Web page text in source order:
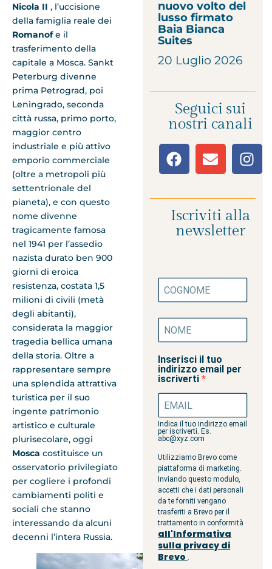
Nicola II , l’uccisione
della famiglia reale dei
Romanofe il
trasferimento della
capitale a Mosca. Sankt
Peterburg divenne
prima Petrograd, poi
Leningrado, seconda
città russa, primo porto,
maggior centro
industriale e più attivo
emporio commerciale
(oltre a metropoli più
settentrionale del
pianeta), e con questo
nome divenne
tragicamente famosa
nel 1941 per l’assedio
nazista durato ben 900
giorni di eroica
resistenza, costata 1,5
milioni di civili (metà
degli abitanti),
considerata la maggior
tragedia bellica umana
della storia. Oltre a
rappresentare sempre
una splendida attrattiva
turistica per il suo
ingente patrimonio
artistico e culturale
plurisecolare, oggi
Mosca costituisce un
osservatorio privilegiato
per cogliere i profondi
cambiamenti politi e
sociali che stanno
interessando da alcuni
decenni l’intera Russia.
nuovo volto del
lusso firmato
Baia Bianca
Suites
20 Luglio 2026
Seguici sui
nostri canali
Iscriviti alla
newsletter
Inserisci il tuo
indirizzo email per
iscriverti
Indica il tuo indirizzo email
per iscriverti. Es.
abc@xyz.com
Utilizziamo Brevo come
piattaforma di marketing.
Inviando questo modulo,
accetti che i dati personali
da te forniti vengano
trasferiti a Brevo per il
trattamento in conformità
all'Informativa
sulla privacy di
Brevo .